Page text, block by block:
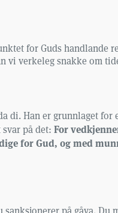
for Guds handlande
verkeleg snakke om
di. Han er grunnlaget
på det: For
for Gud, og med
på gåva. Du